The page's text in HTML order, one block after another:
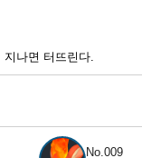
지나면 터뜨린다.
No.009